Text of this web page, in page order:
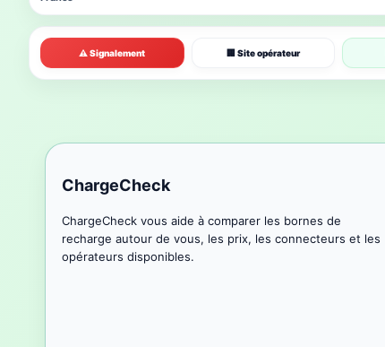
⚠ Signalement 🏢 Site opérateur
ChargeCheck
ChargeCheck vous aide à comparer les bornes de
recharge autour de vous, les prix, les connecteurs et les
opérateurs disponibles.